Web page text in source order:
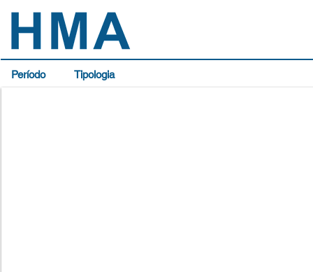
Período Tipologia